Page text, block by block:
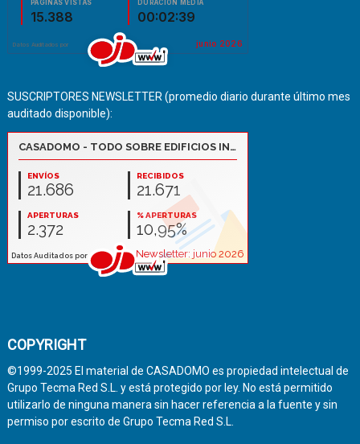
SUSCRIPTORES NEWSLETTER (promedio diario durante último mes
auditado disponible):
COPYRIGHT
©1999-2025 El material de CASADOMO es propiedad intelectual de
Grupo Tecma Red S.L. y está protegido por ley. No está permitido
utilizarlo de ninguna manera sin hacer referencia a la fuente y sin
permiso por escrito de Grupo Tecma Red S.L.